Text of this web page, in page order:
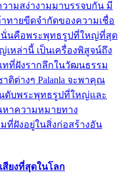
ามสง่างามมาบรรจบกัน มี
ทายขีดจำกัดของความเชื่อ
นั่นคือพระพุทธรูปที่ใหญ่ที่สุด
หล่านี้ เป็นเครื่องพิสูจน์ถึง
ที่ฝังรากลึกในวัฒนธรรม
ต่างๆ Palanla จะพาคุณ
นดับพระพุทธรูปที่ใหญ่และ
าความหมายทาง
ที่ฝังอยู่ในสิ่งก่อสร้างอัน
ยงที่สุดในโลก